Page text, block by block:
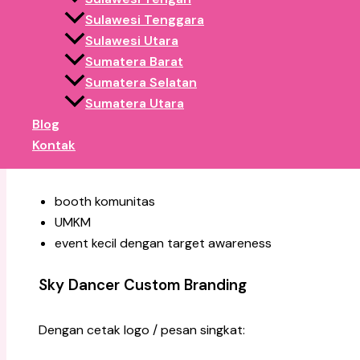
Sulawesi Tenggara
Sulawesi Utara
Sumatera Barat
Sumatera Selatan
Sumatera Utara
Blog
Kontak
Jenis Sky Dancer yang Ideal untuk
Sky Dancer Polos (Warna Cerah)
booth komunitas
UMKM
event kecil dengan target awareness
Sky Dancer Custom Branding
Dengan cetak logo / pesan singkat: